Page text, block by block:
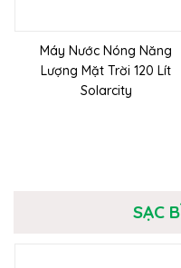
Máy Nước Nóng Năng
Lượng Mặt Trời 120 Lít
Solarcity
SẠC